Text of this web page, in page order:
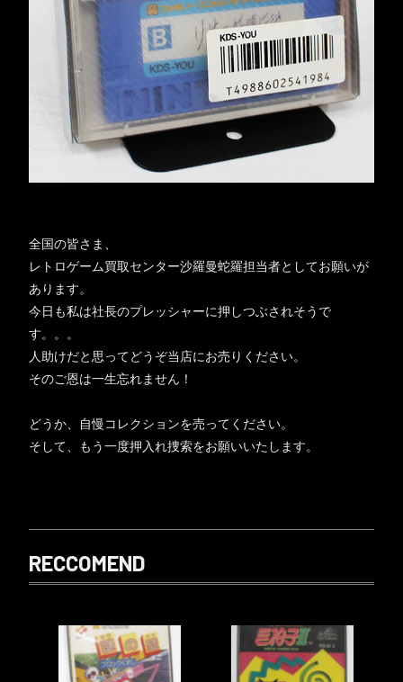
全国の皆さま、
レトロゲーム買取センター沙羅曼蛇羅担当者としてお願いが
あります。
今日も私は社長のプレッシャーに押しつぶされそうで
す。。。
人助けだと思ってどうぞ当店にお売りください。
そのご恩は一生忘れません！
どうか、自慢コレクションを売ってください。
そして、もう一度押入れ捜索をお願いいたします。
RECCOMEND